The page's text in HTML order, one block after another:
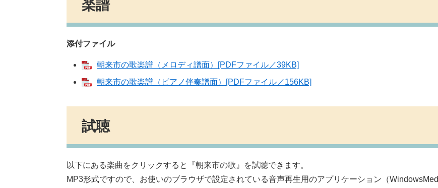
楽譜
添付ファイル
朝来市の歌楽譜（メロディ譜面）[PDFファイル／39KB]
朝来市の歌楽譜（ピアノ伴奏譜面）[PDFファイル／156KB]
試聴
以下にある楽曲をクリックすると『朝来市の歌』を試聴できます。
MP3形式ですので、お使いのブラウザで設定されている音声再生用のアプリケーション（WindowsMed